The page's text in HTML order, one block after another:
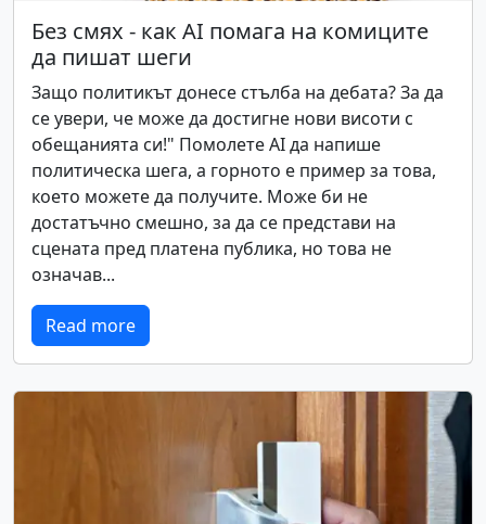
Без смях - как AI помага на комиците
да пишат шеги
Защо политикът донесе стълба на дебата? За да
се увери, че може да достигне нови висоти с
обещанията си!" Помолете AI да напише
политическа шега, а горното е пример за това,
което можете да получите. Може би не
достатъчно смешно, за да се представи на
сцената пред платена публика, но това не
означав...
Read more